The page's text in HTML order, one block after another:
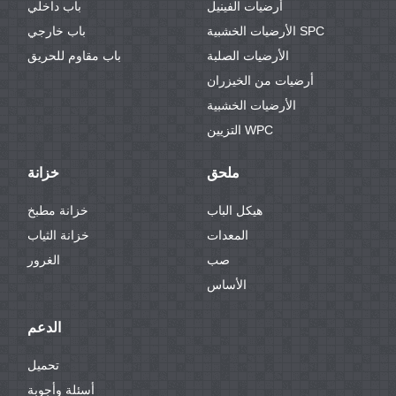
باب داخلي
باب خارجي
باب مقاوم للحريق
أرضيات الفينيل
الأرضيات الخشبية SPC
الأرضيات الصلبة
أرضيات من الخيزران
الأرضيات الخشبية
التزيين WPC
خزانة
خزانة مطبخ
خزانة الثياب
الغرور
ملحق
هيكل الباب
المعدات
صب
الأساس
الدعم
تحميل
أسئلة وأجوبة